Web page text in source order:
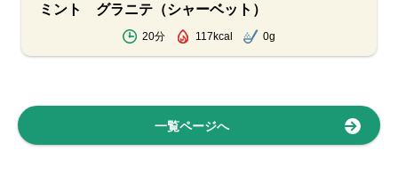
ミント グラニテ（シャーベット）
20分 117kcal 0g
一覧ページへ